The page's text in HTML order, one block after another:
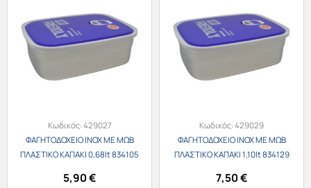
Κωδικός:429027
ΦΑΓΗΤΟΔΟΧΕΙΟ INOX ΜΕ ΜΩΒ
ΠΛΑΣΤΙΚΟ ΚΑΠΑΚΙ 0,68lt 834105
5,90€
Κωδικός:429029
ΦΑΓΗΤΟΔΟΧΕΙΟ INOX ΜΕ ΜΩΒ
ΠΛΑΣΤΙΚΟ ΚΑΠΑΚΙ 1,10lt 834129
7,50€